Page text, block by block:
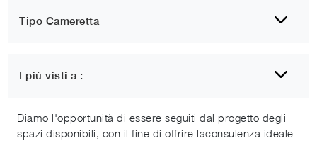
Tipo Cameretta
I più visti a :
Diamo l'opportunità di essere seguiti dal progetto degli
spazi disponibili, con il fine di offrire laconsulenza ideale